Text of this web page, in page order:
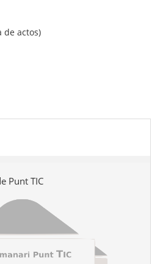
de actos)
Punt TIC